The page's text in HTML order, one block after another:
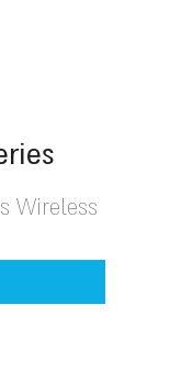
Wireless